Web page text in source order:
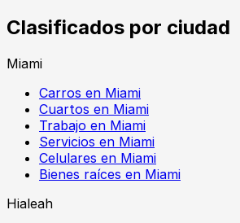
Clasificados por ciudad
Miami
Carros en Miami
Cuartos en Miami
Trabajo en Miami
Servicios en Miami
Celulares en Miami
Bienes raíces en Miami
Hialeah